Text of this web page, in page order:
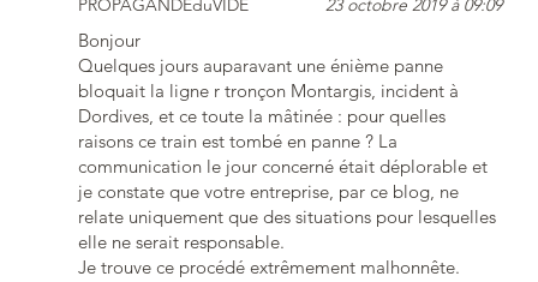
PROPAGANDEduVIDE 23 octobre 2019 à 09:09
Bonjour
Quelques jours auparavant une énième panne
bloquait la ligne r tronçon Montargis, incident à
Dordives, et ce toute la mâtinée : pour quelles
raisons ce train est tombé en panne ? La
communication le jour concerné était déplorable et
je constate que votre entreprise, par ce blog, ne
relate uniquement que des situations pour lesquelles
elle ne serait responsable.
Je trouve ce procédé extrêmement malhonnête.